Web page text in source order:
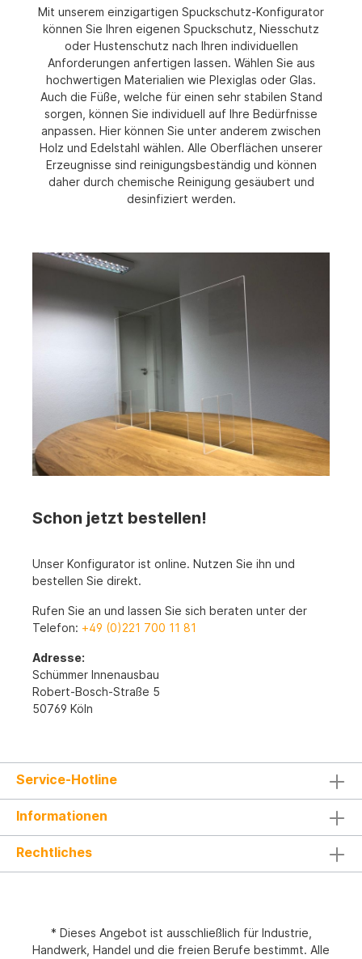
Mit unserem einzigartigen Spuckschutz-Konfigurator
können Sie Ihren eigenen Spuckschutz, Niesschutz
oder Hustenschutz nach Ihren individuellen
Anforderungen anfertigen lassen. Wählen Sie aus
hochwertigen Materialien wie Plexiglas oder Glas.
Auch die Füße, welche für einen sehr stabilen Stand
sorgen, können Sie individuell auf Ihre Bedürfnisse
anpassen. Hier können Sie unter anderem zwischen
Holz und Edelstahl wählen. Alle Oberflächen unserer
Erzeugnisse sind reinigungsbeständig und können
daher durch chemische Reinigung gesäubert und
desinfiziert werden.
Schon jetzt bestellen!
Unser Konfigurator ist online. Nutzen Sie ihn und
bestellen Sie direkt.
Rufen Sie an und lassen Sie sich beraten unter der
Telefon: +49 (0)221 700 11 81
Adresse:
Schümmer Innenausbau
Robert-Bosch-Straße 5
50769 Köln
Service-Hotline
Informationen
Rechtliches
* Dieses Angebot ist ausschließlich für Industrie,
Handwerk, Handel und die freien Berufe bestimmt. Alle